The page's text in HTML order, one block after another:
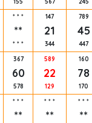
* * *
**
* * *
147
21
344
789
45
447
367
60
578
589
22
129
160
78
170
* * *
**
* * *
**
* * *
**